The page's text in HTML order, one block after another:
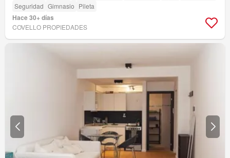
Seguridad Gimnasio Pileta
Hace 30+ días
COVELLO PROPIEDADES